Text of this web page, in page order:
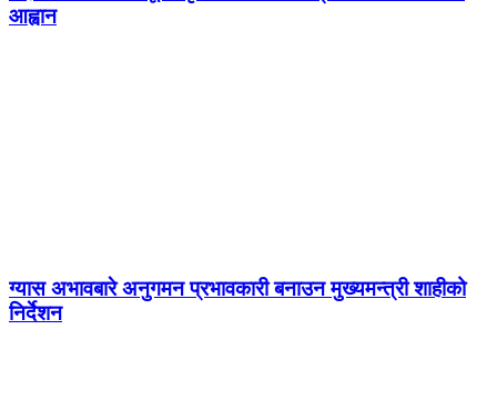
आह्वान
ग्यास अभावबारे अनुगमन प्रभावकारी बनाउन मुख्यमन्त्री शाहीको
निर्देशन